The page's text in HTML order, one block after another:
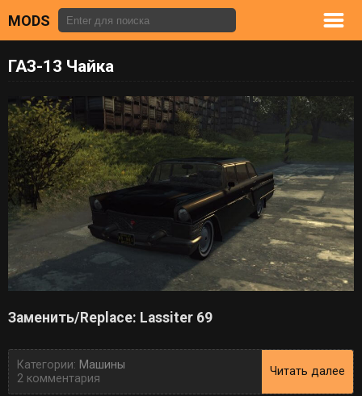
MODS
ГАЗ-13 Чайка
Заменить/Replace: Lassiter 69
Категории: Машины
2 комментария
Читать далее